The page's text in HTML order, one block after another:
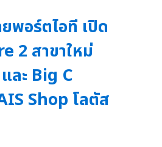
พอร์ตไอที เปิด
2 สาขาใหม่
ละ Big C
Shop โลตัส